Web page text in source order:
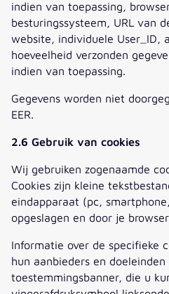
indien van toepassing,
besturingssysteem, URL van
website, individuele User_ID,
hoeveelheid verzonden
indien van toepassing.
Gegevens worden niet
EER.
2.6 Gebruik van cookies
Wij gebruiken zogenaamde
Cookies zijn kleine
eindapparaat (pc,
opgeslagen en door je
Informatie over de specifieke
hun aanbieders en
toestemmingsbanner, die u